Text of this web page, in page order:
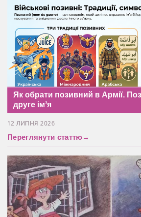
Як обрати позивний в Армії.
друге імʼя
12 ЛИПНЯ 2026
Переглянути статтю→